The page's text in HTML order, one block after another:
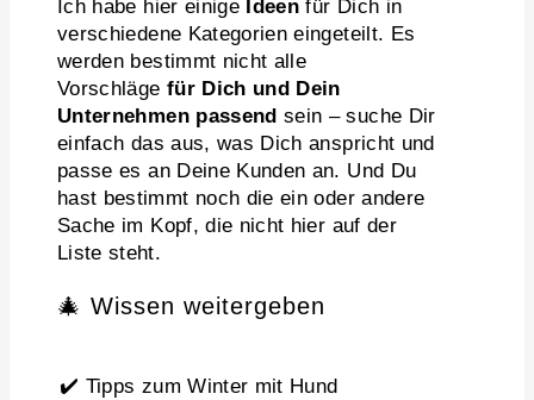
Ich habe hier einige Ideen für Dich in
verschiedene Kategorien eingeteilt. Es
werden bestimmt nicht alle
Vorschläge für Dich und Dein
Unternehmen passend sein – suche Dir
einfach das aus, was Dich anspricht und
passe es an Deine Kunden an. Und Du
hast bestimmt noch die ein oder andere
Sache im Kopf, die nicht hier auf der
Liste steht.
🎄 Wissen weitergeben
✔️ Tipps zum Winter mit Hund